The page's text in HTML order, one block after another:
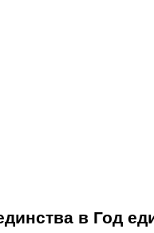
в Год